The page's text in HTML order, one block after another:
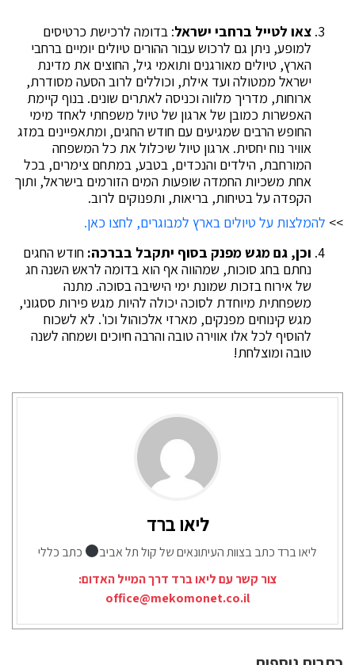
צאו לטייל ברחבי ישראל: בדומה לרכישת כרטיסים
למופע, ניתן גם לרכוש עבור ההורים טיולים יומיים ברחבי
הארץ, טיולים מאורגנים ותואמי גיל, החוצים את מדינת
ישראל ממטולה ועד אילת, וכוללים לרוב הסעה מסודרת,
ארוחות, מדריך מלווה וכניסה לאתרים שונים. בנוף קיימת
האפשרות כמובן של ארגון של טיול משפחתי לאחד מימי
החופש הרבים שמגיעים עם חודש החגים, ומתאפיינים במזג
אוויר נוח יחסית. ארגון טיול שיכלול את כל המשפחה
המורחבת, הילדים והנכדים, בטבע, במתחם צימרים, בכל
אחת משכיות החמדה שופעות המים הזורמים בישראל, ותוך
הקפדה על בטיחות, בריאות, ותפנוקים לרוב.
>> להמלצות על טיולים בארץ למבוגרים, לחצו כאן.
וכן, גם מגש מפנק בסוף יתקבל בברכה: חודש החגים
נחתם בחג סוכות, שמהווה אף הוא בדומה לראש השנה חג
של אירוח בזכות שמונת ימי הישיבה בסוכה. מתנה
משפחתית מיוחדת לסוכה יכולה להיות מגש פירות ססגוני,
מגש קינוחים מפנקים, מארזי אלכוהול וכו'. לא לשכוח
להוסיף לכל אלו אווירה טובה והרבה חיוכים ושמחה לשנה
טובה ומוצלחת!
ליאו ברד
ליאו ברד כתב בצוות העיתונאים של קול תל אביב
כתב כללי
צור קשר עם ליאו ברד דרך המייל האדום:
office@mekomonet.co.il